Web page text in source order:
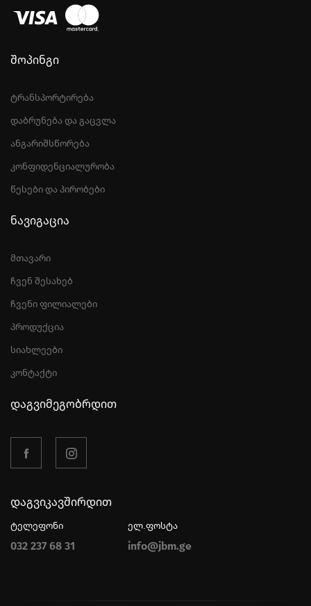
შოპინგი
ტრანსპორტირება
დაბრუნება და გაცვლა
ანგარიშსწორება
კონფიდენციალურობა
წესები და პირობები
ნავიგაცია
მთავარი
ჩვენ შესახებ
ჩვენი ფილიალები
პროდუქცია
სიახლეები
კონტაქტი
დაგვიმეგობრდით
დაგვიკავშირდით
ტელეფონი
032 237 68 31
ელ.ფოსტა
info@jbm.ge